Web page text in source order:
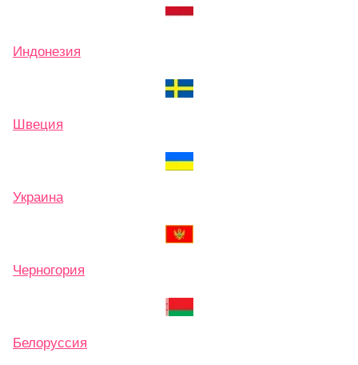
Индонезия
Швеция
Украина
Черногория
Белоруссия